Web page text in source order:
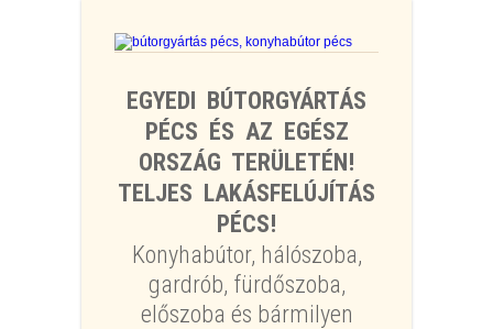
EGYEDI BÚTORGYÁRTÁS
PÉCS ÉS AZ EGÉSZ
ORSZÁG TERÜLETÉN!
TELJES LAKÁSFELÚJÍTÁS
PÉCS!
Konyhabútor, hálószoba,
gardrób, fürdőszoba,
előszoba és bármilyen